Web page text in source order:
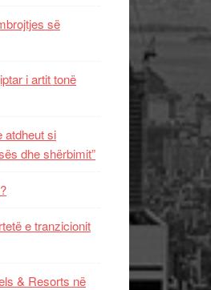
së
i artit tonë
atdheut si
dhe shërbimit”
e tranzicionit
& Resorts në